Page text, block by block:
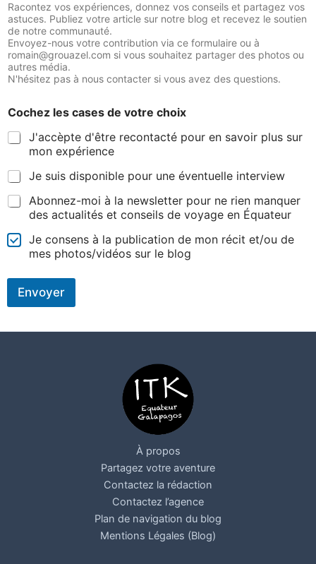
Racontez vos expériences, donnez vos conseils et partagez vos
astuces. Publiez votre article sur notre blog et recevez le soutien
de notre communauté.
Envoyez-nous votre contribution via ce formulaire ou à
romain@grouazel.com si vous souhaitez partager des photos ou
autres média.
N'hésitez pas à nous contacter si vous avez des questions.
Cochez les cases de votre choix
J'accèpte d'être recontacté pour en savoir plus sur
mon expérience
Je suis disponible pour une éventuelle interview
Abonnez-moi à la newsletter pour ne rien manquer
des actualités et conseils de voyage en Équateur
Je consens à la publication de mon récit et/ou de
mes photos/vidéos sur le blog
Envoyer
À propos
Partagez votre aventure
Contactez la rédaction
Contactez l’agence
Plan de navigation du blog
Mentions Légales (Blog)